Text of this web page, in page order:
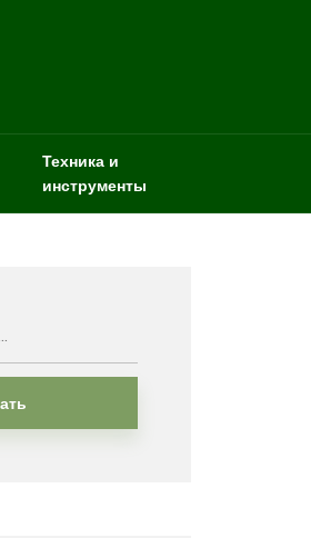
Техника и
инструменты